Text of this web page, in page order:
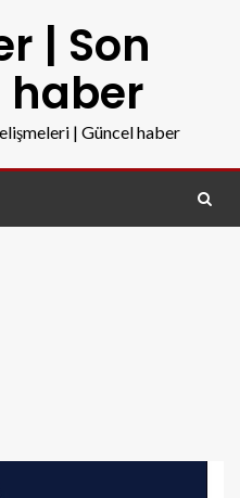
| Son
| Güncel haber